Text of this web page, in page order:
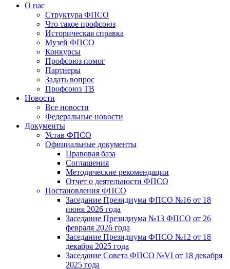
О нас
Структура ФПСО
Что такое профсоюз
Историческая справка
Музей ФПСО
Конкурсы
Профсоюз помог
Партнеры
Задать вопрос
Профсоюз ТВ
Новости
Все новости
Федеральные новости
Документы
Устав ФПСО
Официальные документы
Правовая база
Соглашения
Методические рекомендации
Отчет о деятельности ФПСО
Постановления ФПСО
Заседание Президиума ФПСО №16 от 18
июня 2026 года
Заседание Президиума №13 ФПСО от 26
февраля 2026 года
Заседание Президиума ФПСО №12 от 18
декабря 2025 года
Заседание Совета ФПСО №VI от 18 декабря
2025 года